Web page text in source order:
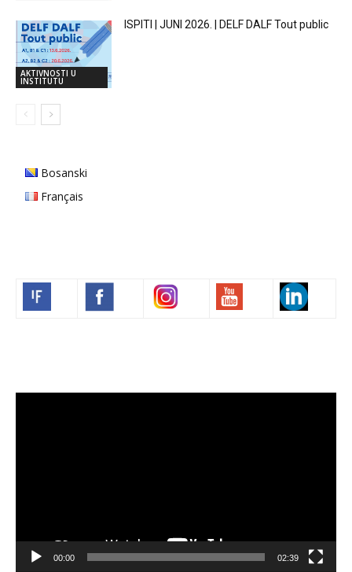
AKTIVNOSTI U
INSTITUTU
ISPITI | JUNI 2026. | DELF DALF Tout public
Bosanski
Français
00:00 02:39